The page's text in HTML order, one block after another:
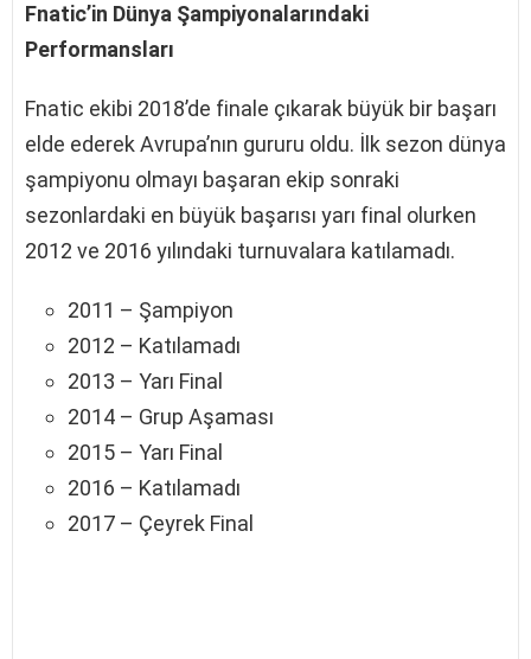
Fnatic’in Dünya Şampiyonalarındaki
Performansları
Fnatic ekibi 2018’de finale çıkarak büyük bir başarı
elde ederek Avrupa’nın gururu oldu. İlk sezon dünya
şampiyonu olmayı başaran ekip sonraki
sezonlardaki en büyük başarısı yarı final olurken
2012 ve 2016 yılındaki turnuvalara katılamadı.
2011 – Şampiyon
2012 – Katılamadı
2013 – Yarı Final
2014 – Grup Aşaması
2015 – Yarı Final
2016 – Katılamadı
2017 – Çeyrek Final